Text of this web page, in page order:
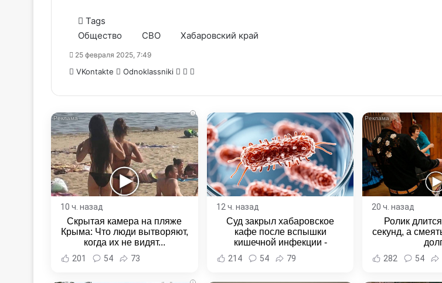
Tags
Общество
СВО Хабаровский край
25 февраля 2025, 7:49
VKontakte Odnoklassniki WhatsApp
Telegram
Email
i
10 ч. назад
Скрытая камера на пляже
Крыма: Что люди вытворяют,
когда их не видят...
201 54 73
12 ч. назад
Суд закрыл хабаровское
кафе после вспышки
кишечной инфекции -
Новости Хабаровска и
Хабаровского края
214 54 79
20 ч. назад
Ролик
секунд, а
282 54